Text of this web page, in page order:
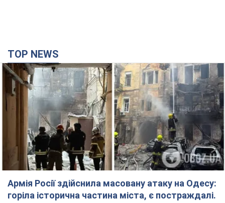
TOP NEWS
Армія Росії здійснила масовану атаку на Одесу:
горіла історична частина міста, є постраждалі.